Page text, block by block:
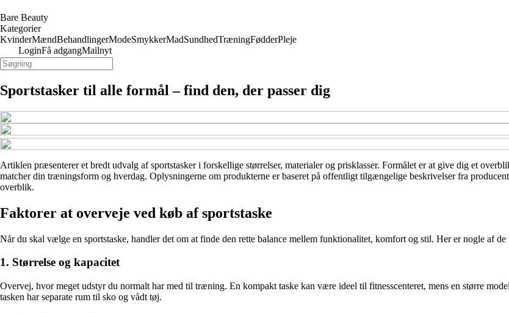
Bare Beauty
Kategorier
KvinderMændBehandlingerModeSmykkerMadSundhedTræningFødderPleje
LoginFå adgangMailnyt
Sportstasker til alle formål – find den, der passer dig
Artiklen præsenterer et bredt udvalg af sportstasker i forskellige størrelser, materialer og prisklasser. Formålet er at give dig et
matcher din træningsform og hverdag. Oplysningerne om produkterne er baseret på offentligt tilgængelige beskrivelser fra
overblik.
Faktorer at overveje ved køb af sportstaske
Når du skal vælge en sportstaske, handler det om at finde den rette balance mellem funktionalitet, komfort og stil. Her er nogle af
1. Størrelse og kapacitet
Overvej, hvor meget udstyr du normalt har med til træning. En kompakt taske kan være ideel til fitnesscenteret, mens en større
tasken har separate rum til sko og vådt tøj.